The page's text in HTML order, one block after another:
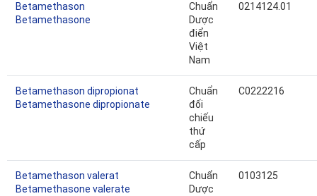
Betamethason
Betamethasone
Chuẩn
Dược
điển
Việt
Nam
0214124.01
Betamethason dipropionat
Betamethasone dipropionate
Chuẩn
đối
chiếu
thứ
cấp
C0222216
Betamethason valerat
Betamethasone valerate
Chuẩn
Dược
0103125